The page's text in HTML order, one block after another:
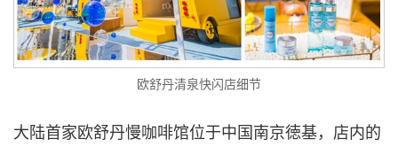
欧舒丹清泉快闪店细节
大陆首家欧舒丹慢咖啡馆位于中国南京徳基，店内的